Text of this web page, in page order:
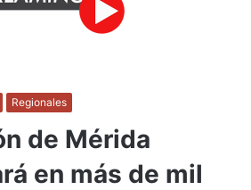
Regionales
de Mérida
en más de mil